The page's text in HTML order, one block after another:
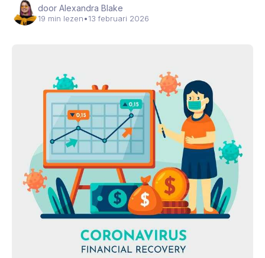
door Alexandra Blake
19 min lezen•13 februari 2026